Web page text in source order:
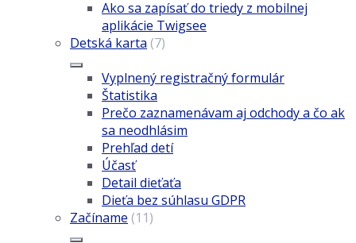
Ako sa zapísať do triedy z mobilnej
aplikácie Twigsee
Detská karta (7)
Vyplnený registračný formulár
Štatistika
Prečo zaznamenávam aj odchody a čo ak
sa neodhlásim
Prehľad detí
Účasť
Detail dieťaťa
Dieťa bez súhlasu GDPR
Začíname (11)